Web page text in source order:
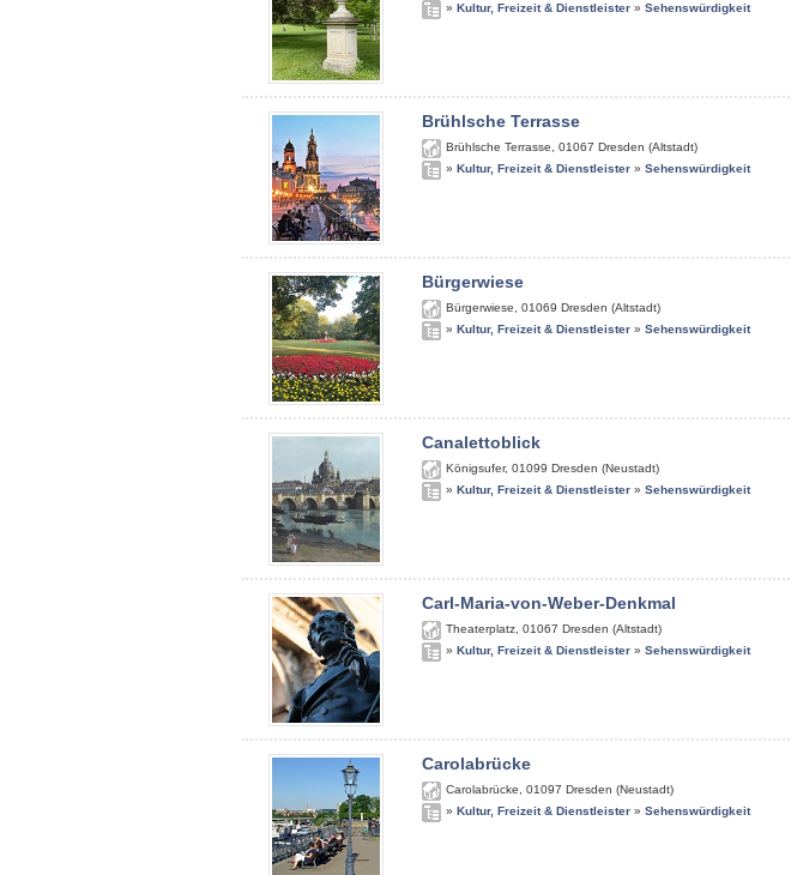
» Kultur, Freizeit & Dienstleister » Sehenswürdigkeit
Brühlsche Terrasse
Brühlsche Terrasse 01067 Dresden (Altstadt)
» Kultur, Freizeit & Dienstleister » Sehenswürdigkeit
Bürgerwiese
Bürgerwiese 01069 Dresden (Altstadt)
» Kultur, Freizeit & Dienstleister » Sehenswürdigkeit
Canalettoblick
Königsufer, 01099 Dresden (Neustadt)
» Kultur, Freizeit & Dienstleister » Sehenswürdigkeit
Carl-Maria-von-Weber-Denkmal
Theaterplatz 01067 Dresden (Altstadt)
» Kultur, Freizeit & Dienstleister » Sehenswürdigkeit
Carolabrücke
Carolabrücke 01097 Dresden (Neustadt)
» Kultur, Freizeit & Dienstleister » Sehenswürdigkeit